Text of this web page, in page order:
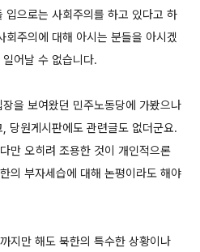
입으로는 사회주의를 하고 있다고 하
회주의에 대해 아시는 분들을 아시겠
어날 수 없습니다.
을 보여왔던 민주노동당에 가봤으나
당원게시판에도 관련글도 없더군요.
만 오히려 조용한 것이 개인적으론
의 부자세습에 대해 논평이라도 해야
지만 해도 북한의 특수한 상황이나